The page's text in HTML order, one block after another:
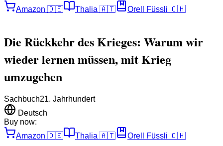
Amazon 🇩🇪 Thalia 🇦🇹 Orell Füssli 🇨🇭
Die Rückkehr des Krieges: Warum wir
wieder lernen müssen, mit Krieg
umzugehen
Sachbuch21. Jahrhundert
Deutsch
Buy now:
Amazon 🇩🇪 Thalia 🇦🇹 Orell Füssli 🇨🇭